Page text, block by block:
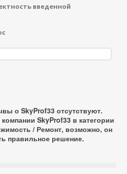
введенной
о SkyProf33 отсутствуют.
SkyProf33 в категории
/ Ремонт, возможно, он
правильное решение.